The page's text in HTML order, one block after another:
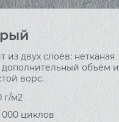
из двух слоёв: нетканая
объём и
ворс.
г/м2
000 циклов